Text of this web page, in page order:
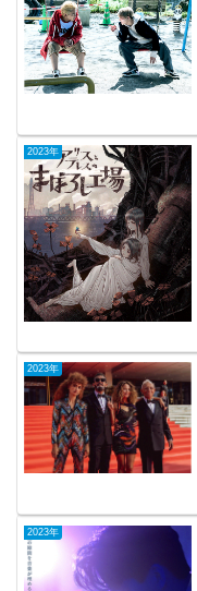
2023年
2023年
2023年